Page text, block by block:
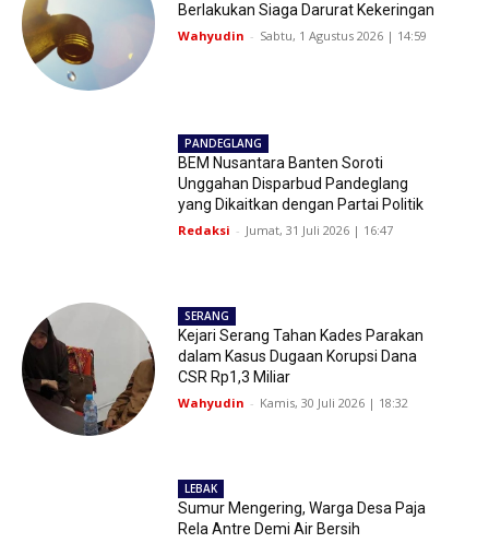
Berlakukan Siaga Darurat Kekeringan
Wahyudin - Sabtu, 1 Agustus 2026 | 14:59
PANDEGLANG
BEM Nusantara Banten Soroti
Unggahan Disparbud Pandeglang
yang Dikaitkan dengan Partai Politik
Redaksi - Jumat, 31 Juli 2026 | 16:47
SERANG
Kejari Serang Tahan Kades Parakan
dalam Kasus Dugaan Korupsi Dana
CSR Rp1,3 Miliar
Wahyudin - Kamis, 30 Juli 2026 | 18:32
LEBAK
Sumur Mengering, Warga Desa Paja
Rela Antre Demi Air Bersih